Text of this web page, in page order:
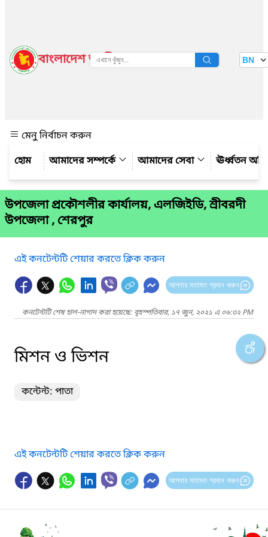
বাংলাদেশ জাতীয় তথ্য বাতায়ন BN
মেনু নির্বাচন করুন
আমাদের সম্পর্কে
আমাদের সেবা ঊর্ধ্বতন
উপজেলা প্রকৌশলীর কার্যালয়, এলজিইডি, শ্রীবরদী
উপজেলা , শেরপুর
এই কনটেন্টটি শেয়ার করতে ক্লিক করুন
আপনার মতামত প্রদান করুন
কনটেন্টটি শেষ হাল-নাগাদ করা হয়েছে: বৃহস্পতিবার, ১৭ জুন, ২০২১ এ ০৬:৩২ PM
মিশন ও ভিশন
কন্টেন্ট: পাতা
এই কনটেন্টটি শেয়ার করতে ক্লিক করুন
আপনার মতামত প্রদান করুন